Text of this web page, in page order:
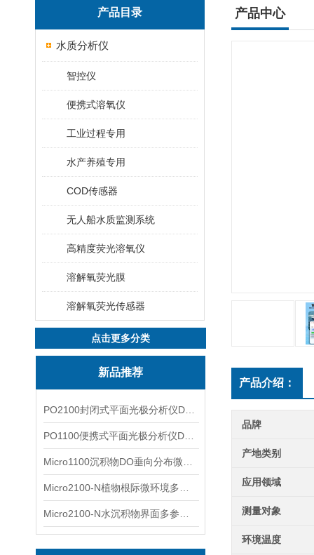
产品目录
水质分析仪
智控仪
便携式溶氧仪
工业过程专用
水产养殖专用
COD传感器
无人船水质监测系统
高精度荧光溶氧仪
溶解氧荧光膜
溶解氧荧光传感器
点击更多分类
新品推荐
产品中心
产品介绍：
品牌
产地类别
应用领域
测量对象
环境温度